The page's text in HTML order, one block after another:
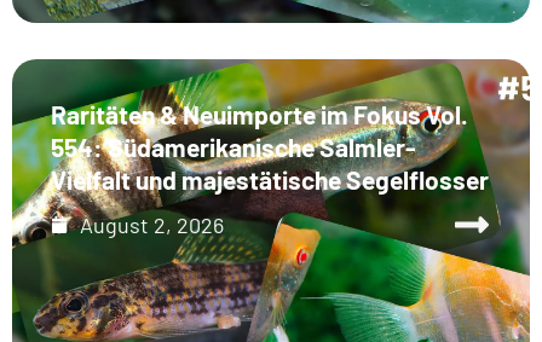
Raritäten & Neuimporte im Fokus Vol.
554: Südamerikanische Salmler-
Vielfalt und majestätische Segelflosser
August 2, 2026